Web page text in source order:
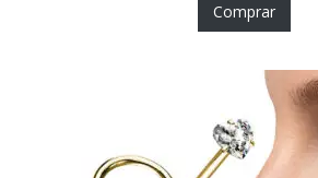
Comprar